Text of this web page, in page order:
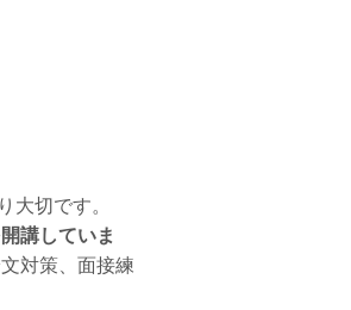
大切です。
講していま
対策、面接練